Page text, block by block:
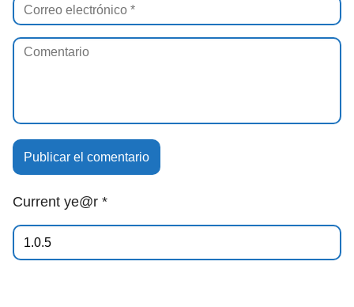
Current ye@r *